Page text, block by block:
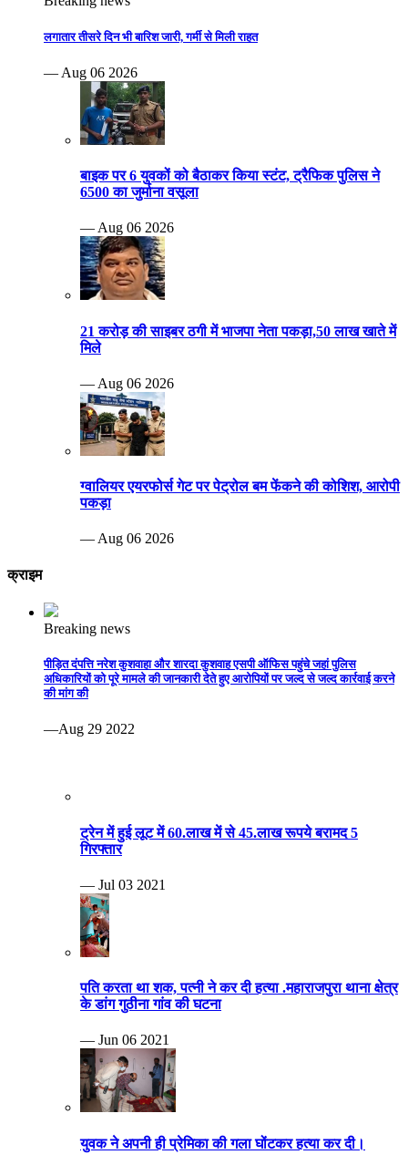
लगातार तीसरे दिन भी बारिश जारी, गर्मी से मिली राहत
— Aug 06 2026
बाइक पर 6 युवकों को बैठाकर किया स्टंट, ट्रैफिक पुलिस ने
6500 का जुर्माना वसूला
— Aug 06 2026
21 करोड़ की साइबर ठगी में भाजपा नेता पकड़ा,50 लाख खाते में
मिले
— Aug 06 2026
ग्वालियर एयरफोर्स गेट पर पेट्रोल बम फेंकने की कोशिश, आरोपी
पकड़ा
— Aug 06 2026
क्राइम
Breaking news
पीड़ित दंपत्ति नरेश कुशवाहा और शारदा कुशवाह एसपी ऑफिस पहुंचे जहां पुलिस
अधिकारियों को पूरे मामले की जानकारी देते हुए आरोपियों पर जल्द से जल्द कार्रवाई करने
की मांग की
—Aug 29 2022
ट्रेन में हुई लूट में 60.लाख में से 45.लाख रूपये बरामद 5
गिरफ्तार
— Jul 03 2021
पति करता था शक, पत्नी ने कर दी हत्या .महाराजपुरा थाना क्षेत्र
के डांग गुठीना गांव की घटना
— Jun 06 2021
युवक ने अपनी ही प्रेमिका की गला घोंटकर हत्या कर दी।